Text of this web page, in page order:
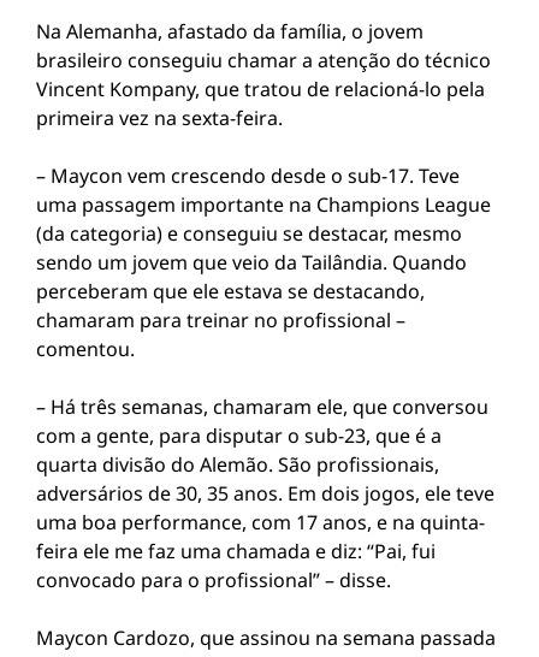
Na Alemanha, afastado da família, o jovem
brasileiro conseguiu chamar a atenção do técnico
Vincent Kompany, que tratou de relacioná-lo pela
primeira vez na sexta-feira.
– Maycon vem crescendo desde o sub-17. Teve
uma passagem importante na Champions League
(da categoria) e conseguiu se destacar, mesmo
sendo um jovem que veio da Tailândia. Quando
perceberam que ele estava se destacando,
chamaram para treinar no profissional –
comentou.
– Há três semanas, chamaram ele, que conversou
com a gente, para disputar o sub-23, que é a
quarta divisão do Alemão. São profissionais,
adversários de 30, 35 anos. Em dois jogos, ele teve
uma boa performance, com 17 anos, e na quinta-
feira ele me faz uma chamada e diz: “Pai, fui
convocado para o profissional” – disse.
Maycon Cardozo, que assinou na semana passada